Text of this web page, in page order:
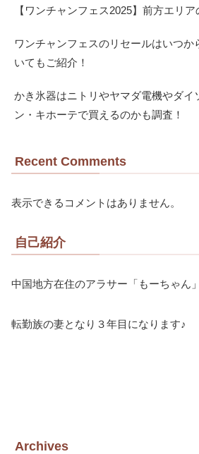
【ワンチャンフェス2025】前方エリ
ワンチャンフェスのリセールはいつか
いてもご紹介！
かき氷器はニトリやヤマダ電機やダイ
ン・キホーテで買えるのかも調査！
Recent Comments
表示できるコメントはありません。
自己紹介
中国地方在住のアラサー「もーちゃん
転勤族の妻となり３年目になります♪
Archives